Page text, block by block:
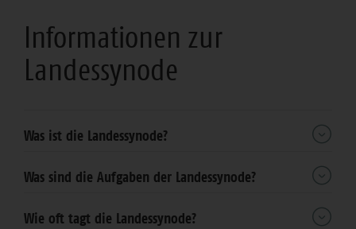
Bereich
Informationen zur
Landessynode
Was ist die Landessynode?
Was sind die Aufgaben der Landessynode?
Wie oft tagt die Landessynode?